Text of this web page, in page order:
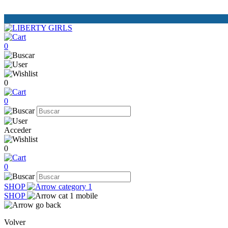
0
0
0
Acceder
0
0
SHOP
SHOP
Volver